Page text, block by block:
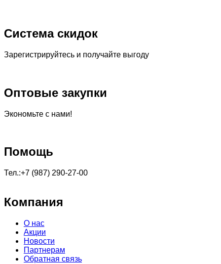
Система скидок
Зарегистрируйтесь и получайте выгоду
Оптовые закупки
Экономьте с нами!
Помощь
Тел.:+7 (987) 290-27-00
Компания
О нас
Акции
Новости
Партнерам
Обратная связь